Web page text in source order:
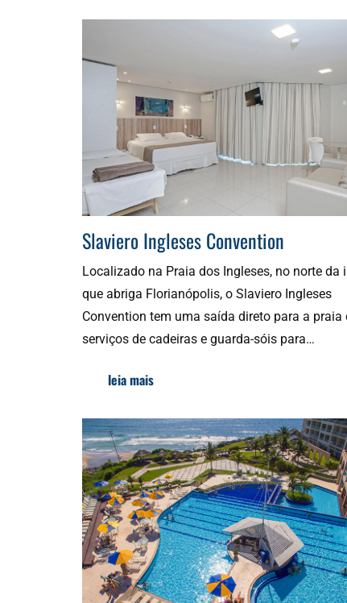
Slaviero Ingleses Convention
Localizado na Praia dos Ingleses, no norte da
que abriga Florianópolis, o Slaviero Ingleses
Convention tem uma saída direto para a praia
serviços de cadeiras e guarda-sóis para…
leia mais